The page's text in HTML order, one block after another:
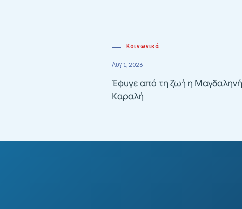
Κοινωνικά
Αυγ 1, 2026
Έφυγε από τη ζωή η Μαγδαληνή
Καραλή